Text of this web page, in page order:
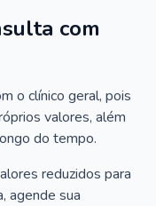
com
o clínico geral, pois
valores, além
do tempo.
reduzidos para
agende sua